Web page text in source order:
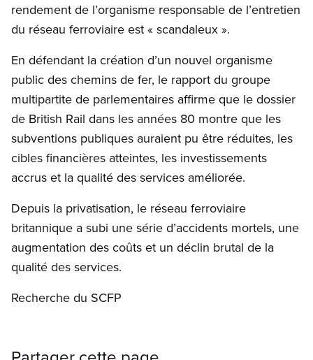
rendement de l’organisme responsable de l’entretien
du réseau ferroviaire est « scandaleux ».
En défendant la création d’un nouvel organisme
public des chemins de fer, le rapport du groupe
multipartite de parlementaires affirme que le dossier
de British Rail dans les années 80 montre que les
subventions publiques auraient pu être réduites, les
cibles financières atteintes, les investissements
accrus et la qualité des services améliorée.
Depuis la privatisation, le réseau ferroviaire
britannique a subi une série d’accidents mortels, une
augmentation des coûts et un déclin brutal de la
qualité des services.
Recherche du SCFP